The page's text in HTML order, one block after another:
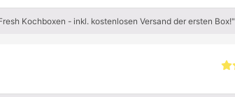
Kochboxen - inkl. kostenlosen Versand der ersten Box!"